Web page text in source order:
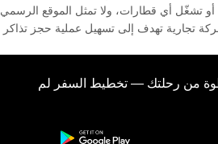
أو تشغّل أي قطارات، ولا تمثل الموقع الرسمي
تجارية تهدف إلى تسهيل عملية حجز تذاكر
من رحلتك — تخطيط السفر لم